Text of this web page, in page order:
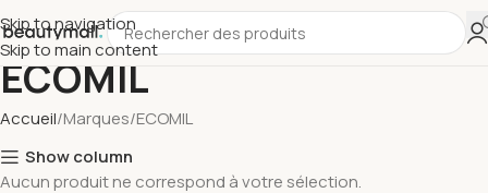
Skip to navigation
Skip to main content
ECOMIL
Accueil Marques ECOMIL
Show column
Aucun produit ne correspond à votre sélection.